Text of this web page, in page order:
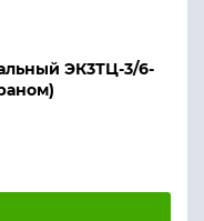
ЭК3ТЦ-3/6-